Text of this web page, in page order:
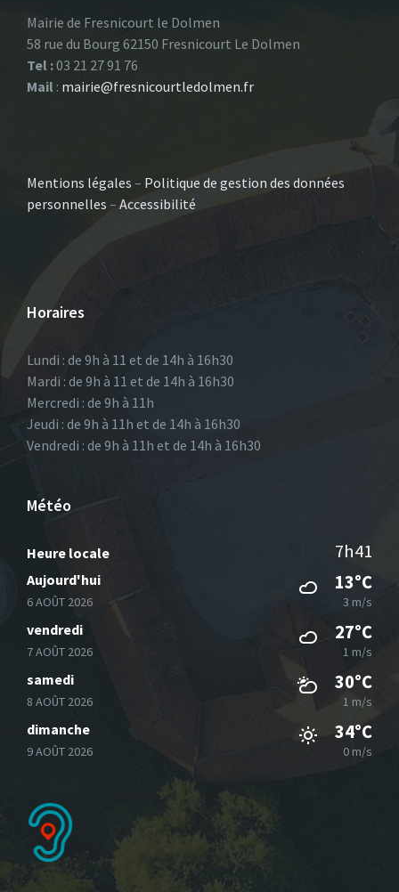
Mairie de Fresnicourt le Dolmen
58 rue du Bourg 62150 Fresnicourt Le Dolmen
Tel :03 21 27 91 76
Mail : mairie@fresnicourtledolmen.fr
Mentions légales – Politique de gestion des données
personnelles – Accessibilité
Horaires
Lundi : de 9h à 11 et de 14h à 16h30
Mardi : de 9h à 11 et de 14h à 16h30
Mercredi : de 9h à 11h
Jeudi : de 9h à 11h et de 14h à 16h30
Vendredi : de 9h à 11h et de 14h à 16h30
Météo
Heure locale 7h41
Aujourd'hui
6 AOÛT 2026
13°C
3 m/s
vendredi
7 AOÛT 2026
27°C
1 m/s
samedi
8 AOÛT 2026
30°C
1 m/s
dimanche
9 AOÛT 2026
34°C
0 m/s